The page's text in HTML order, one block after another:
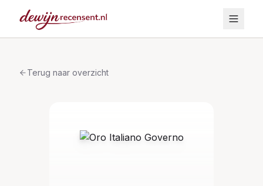
Terug naar overzicht